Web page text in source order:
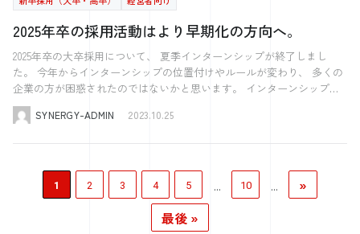
イスの提供などが含まれます。 最終的に、外国人採用と就労ビザの取
得は、企業と申請者双方の協力によって成り立つものです。この記事
が、外国人採用を検討している企業にとって有益な情報源となり、ビザ
申請プロセスを円滑に進めるためのガイドラインとして役立つことを願
っています。 よくある質問 Q1: 日本の就労ビザを取得するのは難しい
ですか？ A1: 日本の就労ビザの取得は、適切な条件を満たす必要があ
り、プロセスは複雑になることがあります。申請者は特定の資格や職
歴、企業は適切なサポートを提供する必要があります。正確な書類の準
備と手続きの理解が重要です。 Q2: 海外から日本の就労ビザを申請する
格認定証明書を取得した後、最寄りの日本大使館や領事館で就労ビザを
申請することができます。このプロセスには、企業のサポートが不可欠
の就労ビザ取得には、申請者が特定の学歴や職歴、専門的なスキルを持
synergy.co.jp/saiyo/469508/"] よくある質問 Q1: 個人事業主でも外国人
雇用助成金を申請できますか？ A1: はい、個人事業主でも外国人雇用助
成金の申請が可能です。ただし、雇用保険の適用事業主であることや、
外国人労働者の正社員化や処遇改善などの一定の要件を満たす必要があ
ります。また、申請条件や必要書類は事業形態によって異なる場合があ
るため、詳細は管轄の労働局やハローワークで確認することをお勧めし
ですが、どういった内容ですか？ A2: 介護人材の確保等に積極的に取り
分の一から二分の一に引き上げとなります。受入介護施設等が留学生に
対して補助を行った際に、要件を満たしていれば最大で1人あたり168万
た簡単なチラシデザインの作り方 Wordは手軽に利用できるチラシ作成
ツールです。このセクションでは、Wordを使用して簡単に魅力的な求
人チラシを作成する方法をご紹介します。 Wordを使用したチラシデザ
インは、初心者でも簡単に取り組める点が魅力です。Wordには多様な
テンプレートが用意されており、これを基にオリジナルのチラシを作成
することができます。まず、求人に適したテンプレートを選び、必要な
方法などの基本情報が含まれます。 さらに、Wordの編集機能を活用し
インをより魅力的なものにすることが重要です。写真やイラストを挿入
する際も、Wordでは簡単に位置調整やサイズ変更が可能です。こうし
たビジュアル要素の追加により、チラシはより目を引くものになり、求
職者の関心を高める効果が期待できます。 このセクションでは、無料
席をしてもらったことです。 繰り返しになりますが、これまではとり
あえず採用してみて、 合う合わないをお互いが判断していた形でし
た。 ですので、面接は簡単な経歴を聞く程度だったのですが、 シナジ
ーさんに面接同席してもらい、面接で何を見極めるのかを知ることがで
きました。 面接の進め方や注意点、抑えるポイントを知ることがで
き、今まで聞くことができなかった候補者の情報についても知ることが
できました。 サービスを導入してみて、感想を教えてください。 やは
り、採用のプロの方が、自社の採用を代わりにやってくれるのはとても
にアイデアや提案をいただけるので、求人内容は私が作ったりしていた
んですけど、 結局、素人がやることとプロがやることは全然違うなと
思いました。 また、有料の媒体の掲載を行う時にも、 やってみないと
わからないことがある中で、何も知らずにただ100万円を使うのと、 相
在留資格を持つ者同士での 情報共有も頻繁に行われ、ツテで転職する
ことも多いです。 転職を決める要因としては 給料ももちろん大事です
が、 大事にされているかどうかも大きなポイントになります。 例え
ば、資格取得に向けた支援や 自国のことを理解してくれようとしてく
れているなどです。 文化や風習など、興味を持って聞いたりするだけ
でも 受け入れてくれていると感じますので、 積極的に興味を持ってか
かわっていくことをお勧めします。 シナジーでは、特定技能の資格を
持つ人材の紹介や 入社後の支援も行っています。 少しでも制度等に興
2025年卒の採用活動はより早期化の方向へ。
2025年卒の大卒採用について、 夏季インターンシップが終了しまし
た。 今年からインターンシップの位置付けやルールが変わり、 多くの
企業の方が困惑されたのではないかと思います。 インターンシップを
選考と直結することも可能となり、 益々早期化の流れに拍車がかかる
ことが予想されます。 近年の就活の流れとしては ・3月 選考の情報
してきていますが、 2025年卒はさらに早期化すると言われています。
株式会社学情が2023年5月に発表した、 企業に対して行なった2025年卒
採用に関する調査によると、 2024年3月より早く選考を行う予定の企業
が、 半数以上いるという結果になりました。 また、2023年内に選考を
SYNERGY-ADMIN 2023.10.25
1 2 3 4 5 ... 10 ...
»
最後 »